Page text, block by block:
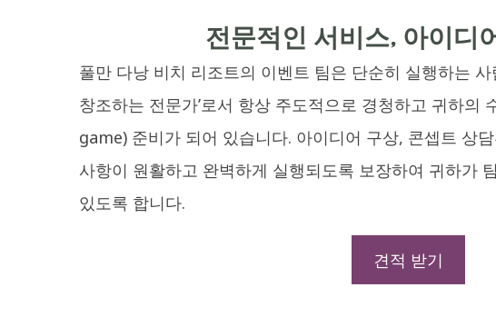
전문적인 서비스, 아이디
풀만 다낭 비치 리조트의 이벤트 팀은 단순히 실행하는 사
창조하는 전문가’로서 항상 주도적으로 경청하고 귀하의
game) 준비가 되어 있습니다. 아이디어 구상, 콘셉트 상
사항이 원활하고 완벽하게 실행되도록 보장하여 귀하가
있도록 합니다.
견적 받기